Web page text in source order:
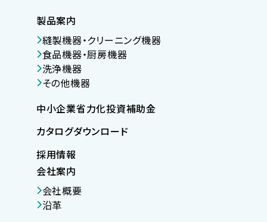
製品案内
縫製機器・クリーニング機器
食品機器・厨房機器
洗浄機器
その他機器
中小企業省力化投資補助金
カタログダウンロード
採用情報
会社案内
会社概要
沿革